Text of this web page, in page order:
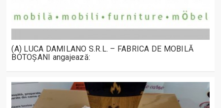
(A) LUCA DAMILANO S.R.L. – FABRICA DE MOBILĂ
BOTOȘANI angajează: